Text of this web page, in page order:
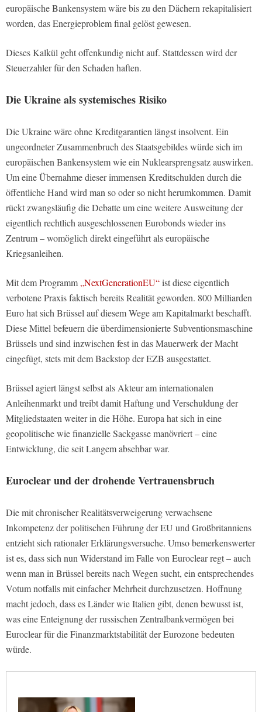
europäische Bankensystem wäre bis zu den Dächern rekapitalisiert
worden, das Energieproblem final gelöst gewesen.
Dieses Kalkül geht offenkundig nicht auf. Stattdessen wird der
Steuerzahler für den Schaden haften.
Die Ukraine als systemisches Risiko
Die Ukraine wäre ohne Kreditgarantien längst insolvent. Ein
ungeordneter Zusammenbruch des Staatsgebildes würde sich im
europäischen Bankensystem wie ein Nuklearsprengsatz auswirken.
Um eine Übernahme dieser immensen Kreditschulden durch die
öffentliche Hand wird man so oder so nicht herumkommen. Damit
rückt zwangsläufig die Debatte um eine weitere Ausweitung der
eigentlich rechtlich ausgeschlossenen Eurobonds wieder ins
Zentrum – womöglich direkt eingeführt als europäische
Kriegsanleihen.
Mit dem Programm„NextGenerationEU“ist diese eigentlich
verbotene Praxis faktisch bereits Realität geworden. 800 Milliarden
Euro hat sich Brüssel auf diesem Wege am Kapitalmarkt beschafft.
Diese Mittel befeuern die überdimensionierte Subventionsmaschine
Brüssels und sind inzwischen fest in das Mauerwerk der Macht
eingefügt, stets mit dem Backstop der EZB ausgestattet.
Brüssel agiert längst selbst als Akteur am internationalen
Anleihenmarkt und treibt damit Haftung und Verschuldung der
Mitgliedstaaten weiter in die Höhe. Europa hat sich in eine
geopolitische wie finanzielle Sackgasse manövriert – eine
Entwicklung, die seit Langem absehbar war.
Euroclear und der drohende Vertrauensbruch
Die mit chronischer Realitätsverweigerung verwachsene
Inkompetenz der politischen Führung der EU und Großbritanniens
entzieht sich rationaler Erklärungsversuche. Umso bemerkenswerter
ist es, dass sich nun Widerstand im Falle von Euroclear regt – auch
wenn man in Brüssel bereits nach Wegen sucht, ein entsprechendes
Votum notfalls mit einfacher Mehrheit durchzusetzen. Hoffnung
macht jedoch, dass es Länder wie Italien gibt, denen bewusst ist,
was eine Enteignung der russischen Zentralbankvermögen bei
Euroclear für die Finanzmarktstabilität der Eurozone bedeuten
würde.